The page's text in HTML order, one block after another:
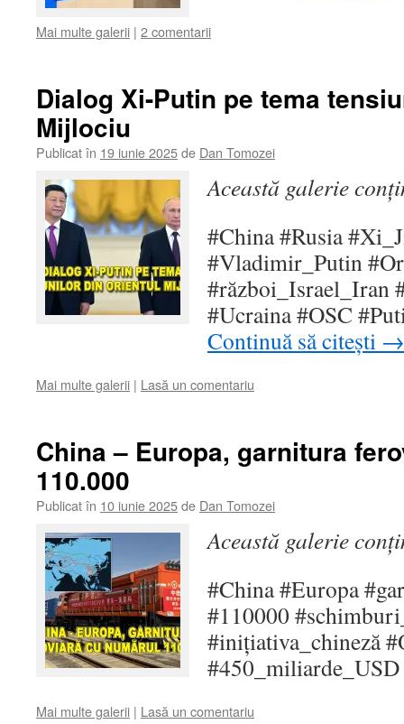
Mai multe galerii | 2 comentarii
Dialog Xi-Putin pe tema
Mijlociu
Publicat în 19 iunie 2025de Dan Tomozei
Această galerie
#China #Rusia
#Vladimir_Putin
#război_Israel_Iran
#Ucraina #OSC
Continuă să citești →
Mai multe galerii | Lasă un comentariu
China – Europa, garnitura
110.000
Publicat în 10 iunie 2025de Dan Tomozei
Această galerie
#China #Europa
#110000
#inițiativa_chineză
#450_miliarde_USD
Mai multe galerii | Lasă un comentariu